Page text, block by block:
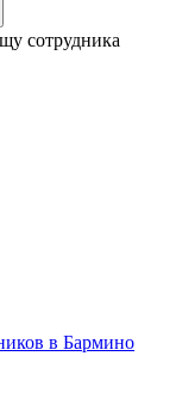
сотрудника
в Бармино